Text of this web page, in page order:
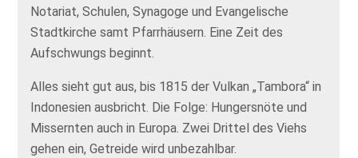
Notariat, Schulen, Synagoge und Evangelische
Stadtkirche samt Pfarrhäusern. Eine Zeit des
Aufschwungs beginnt.
Alles sieht gut aus, bis 1815 der Vulkan „Tambora“ in
Indonesien ausbricht. Die Folge: Hungersnöte und
Missernten auch in Europa. Zwei Drittel des Viehs
gehen ein, Getreide wird unbezahlbar.